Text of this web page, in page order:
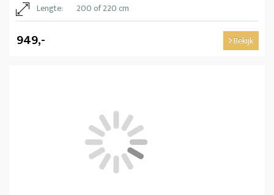
Lengte:
200 of 220 cm
949,- Bekijk